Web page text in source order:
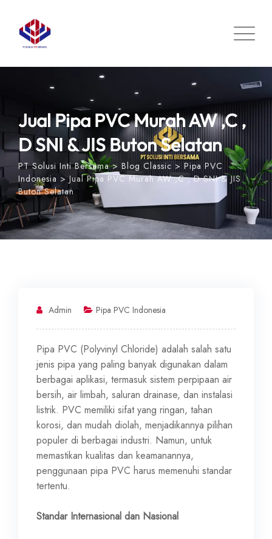
content
Jual Pipa PVC Murah AW ,C ,
D SNI & JIS Buton Selatan
PT Solusi Inti Bersama> Blog Classic > Pipa PVC
Indonesia >Jual Pipa PVC Murah AW ,C , D SNI & JIS
Buton Selatan
Admin Pipa PVC Indonesia
Pipa PVC (Polyvinyl Chloride) adalah salah satu
jenis pipa yang paling banyak digunakan dalam
berbagai aplikasi, termasuk sistem perpipaan air
bersih, air limbah, saluran drainase, dan instalasi
listrik. PVC memiliki sifat yang ringan, tahan
korosi, dan mudah diolah, menjadikannya pilihan
populer di berbagai industri. Namun, untuk
memastikan kualitas dan keamanannya,
penggunaan pipa PVC harus memenuhi standar
tertentu.
Standar Internasional dan Nasional